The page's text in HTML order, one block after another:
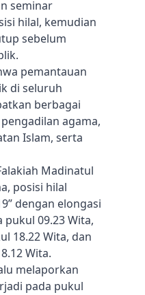
seminar
hilal, kemudian
sebelum
pemantauan
di seluruh
berbagai
agama,
Islam, serta
Madinatul
posisi hilal
dengan elongasi
pukul 09.23 Wita,
18.22 Wita, dan
Wita.
melaporkan
pada pukul